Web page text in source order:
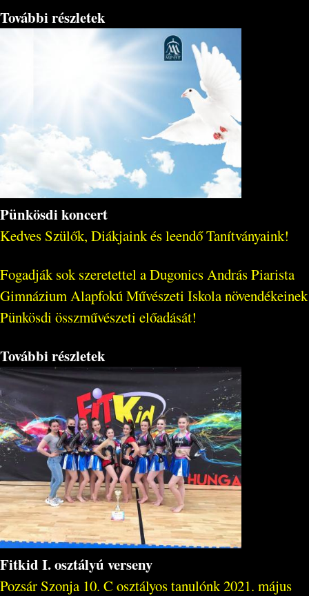
További részletek
Pünkösdi koncert
Kedves Szülők, Diákjaink és leendő Tanítványaink!
Fogadják sok szeretettel a Dugonics András Piarista
Gimnázium Alapfokú Művészeti Iskola növendékeinek
Pünkösdi összművészeti előadását!
További részletek
Fitkid I. osztályú verseny
Pozsár Szonja 10. C osztályos tanulónk 2021. május